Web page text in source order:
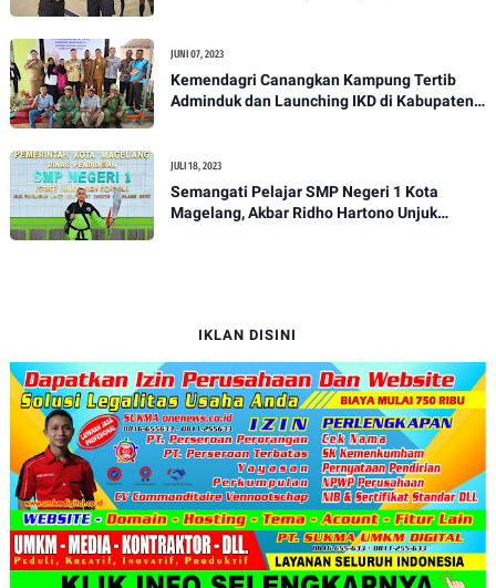
JUNI 07, 2023
Kemendagri Canangkan Kampung Tertib
Adminduk dan Launching IKD di Kabupaten
JULI 18, 2023
Semangati Pelajar SMP Negeri 1 Kota
Magelang, Akbar Ridho Hartono Unjuk
IKLAN DISINI